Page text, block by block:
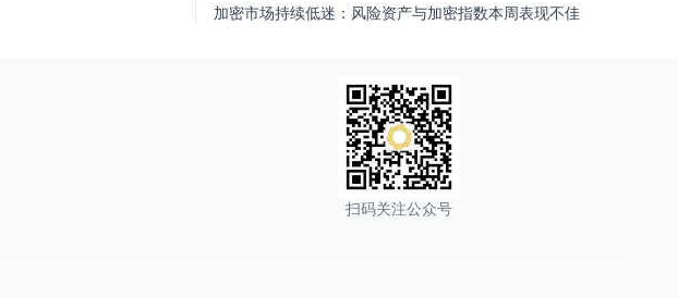
加密市场持续低迷：风险资产与加密指数本周表现不佳
扫码关注公众号